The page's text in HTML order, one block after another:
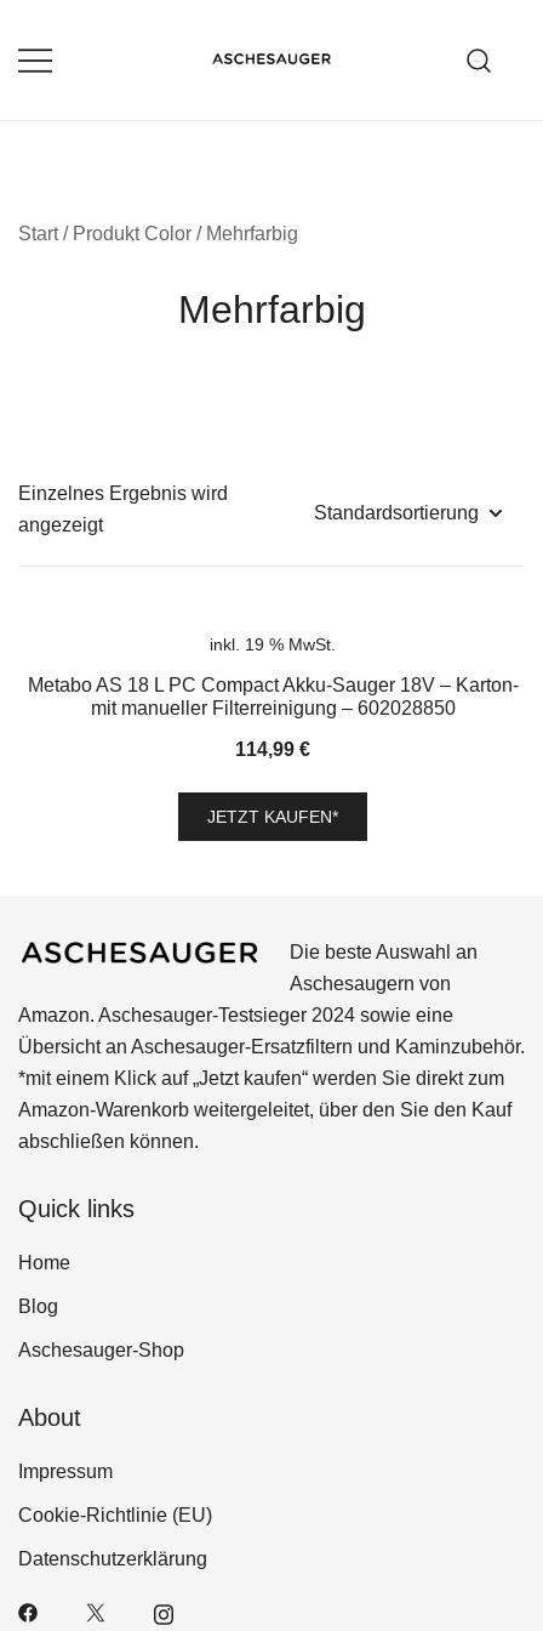
Inhalt
springen
Start/ Produkt Color / Mehrfarbig
Mehrfarbig
Einzelnes Ergebnis wird
angezeigt
inkl. 19 % MwSt.
Metabo AS 18 L PC Compact Akku-Sauger 18V – Karton-
mit manueller Filterreinigung – 602028850
114,99 €
JETZT KAUFEN*
Die beste Auswahl an
Aschesaugern von
Amazon. Aschesauger-Testsieger 2024 sowie eine
Übersicht an Aschesauger-Ersatzfiltern und Kaminzubehör.
*mit einem Klick auf „Jetzt kaufen“ werden Sie direkt zum
Amazon-Warenkorb weitergeleitet, über den Sie den Kauf
abschließen können.
Quick links
Home
Blog
Aschesauger-Shop
About
Impressum
Cookie-Richtlinie (EU)
Datenschutzerklärung